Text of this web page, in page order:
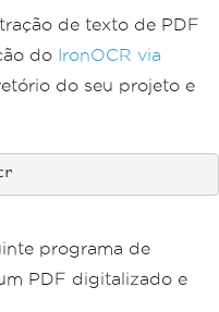
de texto de PDF
do IronOCR via
do seu projeto e
programa de
PDF digitalizado e